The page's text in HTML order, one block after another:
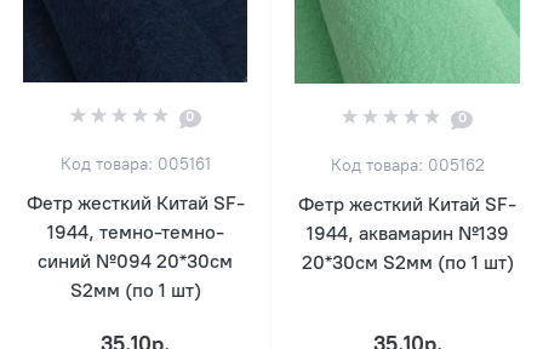
0
Код товара: 005161
Фетр жесткий Китай SF-
1944, темно-темно-
синий №094 20*30см
S2мм (по 1 шт)
0
Код товара: 005162
Фетр жесткий Китай SF-
1944, аквамарин №139
20*30см S2мм (по 1 шт)